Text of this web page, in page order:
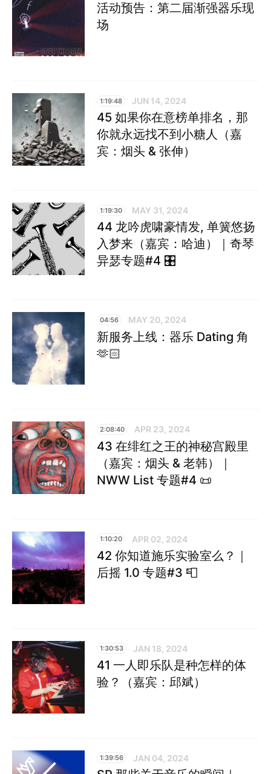
活动预告：第二届渐强器乐现
场
1:19:48 JUN 14, 2024
45 如果你在意榜单排名，那
你就永远找不到小糖人（嘉
宾：烟头 & 张伸）
1:19:30 MAY 31, 2024
44 龙吟虎啸豪情发, 单簧悠扬
入梦来（嘉宾：哈迪）｜奇琴
异瑟专题#4 🎛️
04:56 MAY 20, 2024
新服务上线：器乐 Dating 角
🫶🏻
2:08:40 APR 23, 2024
43 在绯红之王的神秘宫殿里
（嘉宾：烟头 & 老韩）｜
NWW List 专题#4 📜
1:10:20 APR 02, 2024
42 你知道施乐实验室么？｜
后摇 1.0 专题#3 📮
1:30:53 JAN 18, 2024
41 一人即乐队是种怎样的体
验？（嘉宾：邱斌）
1:39:56 JAN 04, 2024